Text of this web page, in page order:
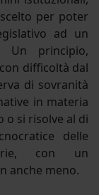
per poter
ad un
principio,
difficoltà dal
di sovranità
in materia
o si risolve al di
delle
con un
anche meno.